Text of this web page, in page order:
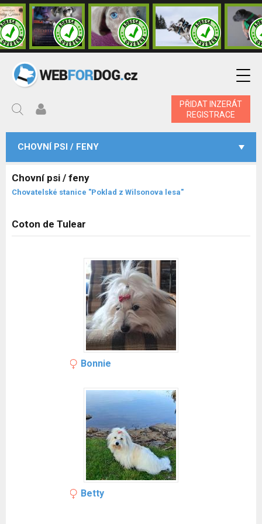
PŘIDAT INZERÁT
REGISTRACE
CHOVNÍ PSI / FENY
Chovní psi / feny
Chovatelské stanice "Poklad z Wilsonova lesa"
Coton de Tulear
Bonnie
Betty